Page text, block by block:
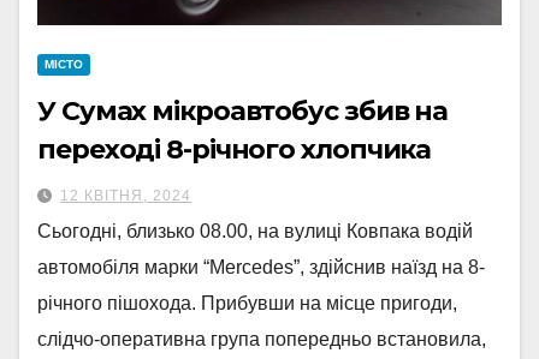
МІСТО
У Сумах мікроавтобус збив на
переході 8-річного хлопчика
12 КВІТНЯ, 2024
Сьогодні, близько 08.00, на вулиці Ковпака водій
автомобіля марки “Mercedes”, здійснив наїзд на 8-
річного пішохода. Прибувши на місце пригоди,
слідчо-оперативна група попередньо встановила,